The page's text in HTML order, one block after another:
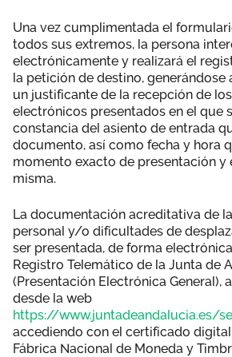
Una vez cumplimentada el
todos sus extremos, la persona
electrónicamente y realizará el
la petición de destino,
un justificante de la recepción de
electrónicos presentados en el que
constancia del asiento de entrada
documento, así como fecha y hora
momento exacto de presentación y
misma.
La documentación acreditativa de
personal y/o dificultades de
ser presentada, de forma
Registro Telemático de la Junta de
(Presentación Electrónica General),
desde la web
https://www.juntadeandalucia.es/
accediendo con el certificado
Fábrica Nacional de Moneda y